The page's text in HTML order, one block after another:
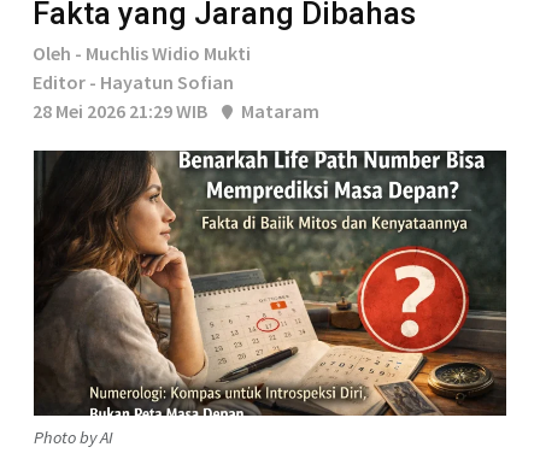
Fakta yang Jarang Dibahas
Oleh - Muchlis Widio Mukti
Editor - Hayatun Sofian
28 Mei 2026 21:29 WIB
Mataram
Photo by AI